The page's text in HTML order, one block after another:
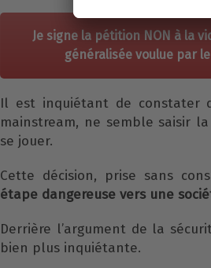
Je signe la pétition NON à la
généralisée voulue par
Il est inquiétant de constater
mainstream, ne semble saisir
se jouer.
Cette décision, prise sans
étape dangereuse vers une
Derrière l’argument de la
bien plus inquiétante.